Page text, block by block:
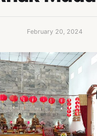
February 20, 2024